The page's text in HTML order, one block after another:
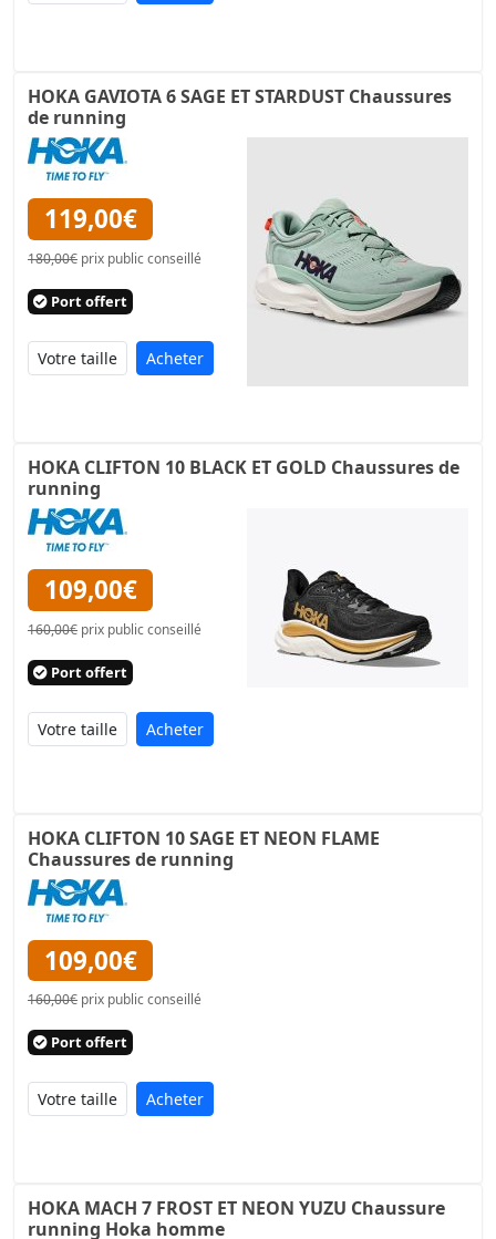
HOKA GAVIOTA 6 SAGE ET STARDUST Chaussures
de running
119,00€
180,00€ prix public conseillé
Port offert
Acheter
HOKA CLIFTON 10 BLACK ET GOLD Chaussures de
running
109,00€
160,00€ prix public conseillé
Port offert
Acheter
HOKA CLIFTON 10 SAGE ET NEON FLAME
Chaussures de running
109,00€
160,00€ prix public conseillé
Port offert
Acheter
HOKA MACH 7 FROST ET NEON YUZU Chaussure
running Hoka homme